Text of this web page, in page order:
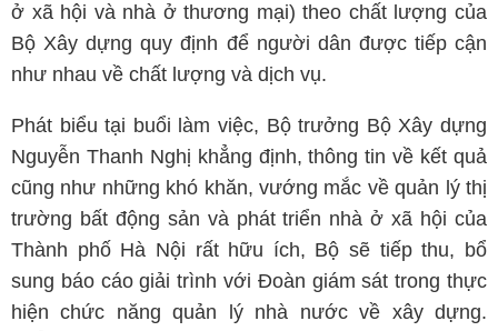
ở xã hội và nhà ở thương mại) theo chất lượng của
Bộ Xây dựng quy định để người dân được tiếp cận
như nhau về chất lượng và dịch vụ.
Phát biểu tại buổi làm việc, Bộ trưởng Bộ Xây dựng
Nguyễn Thanh Nghị khẳng định, thông tin về kết quả
cũng như những khó khăn, vướng mắc về quản lý thị
trường bất động sản và phát triển nhà ở xã hội của
Thành phố Hà Nội rất hữu ích, Bộ sẽ tiếp thu, bổ
sung báo cáo giải trình với Đoàn giám sát trong thực
hiện chức năng quản lý nhà nước về xây dựng.